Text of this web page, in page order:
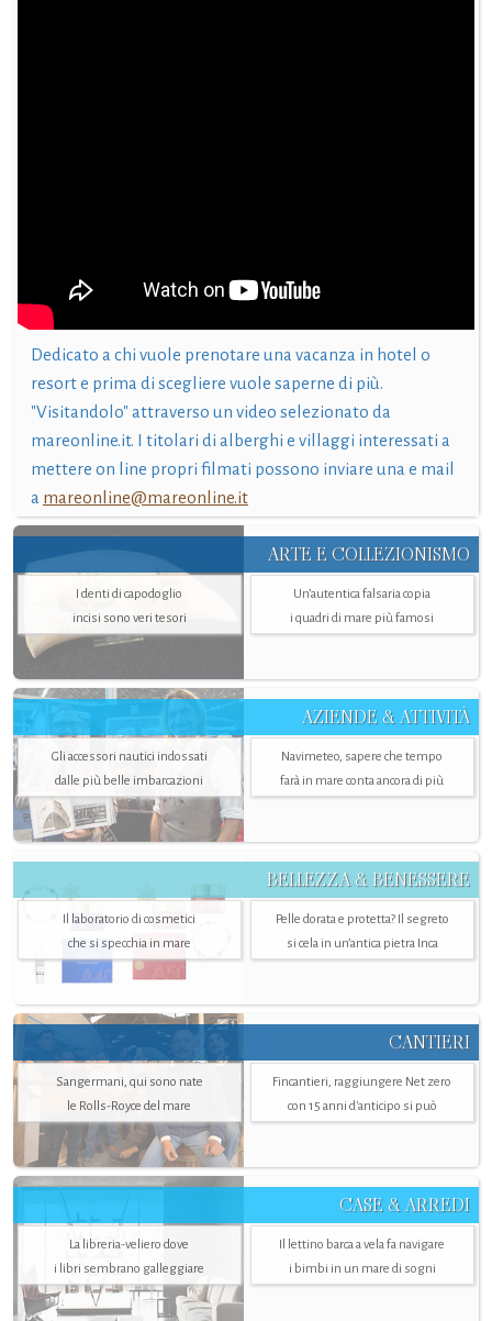
Dedicato a chi vuole prenotare una vacanza in hotel o
resort e prima di scegliere vuole saperne di più.
"Visitandolo" attraverso un video selezionato da
mareonline.it. I titolari di alberghi e villaggi interessati a
mettere on line propri filmati possono inviare una e mail
a mareonline@mareonline.it
ARTE E COLLEZIONISMO
I denti di capodoglio
incisi sono veri tesori
Un’autentica falsaria copia
i quadri di mare più famosi
AZIENDE & ATTIVITÀ
Gli accessori nautici indossati
dalle più belle imbarcazioni
Navimeteo, sapere che tempo
farà in mare conta ancora di più
BELLEZZA & BENESSERE
Il laboratorio di cosmetici
che si specchia in mare
Pelle dorata e protetta? Il segreto
si cela in un’antica pietra Inca
CANTIERI
Sangermani, qui sono nate
le Rolls-Royce del mare
Fincantieri, raggiungere Net zero
con 15 anni d'anticipo si può
CASE & ARREDI
La libreria-veliero dove
i libri sembrano galleggiare
Il lettino barca a vela fa navigare
i bimbi in un mare di sogni